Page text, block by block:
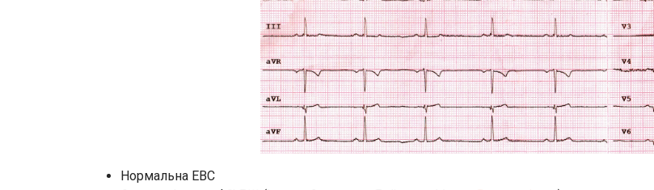
Нормальна ЕВС